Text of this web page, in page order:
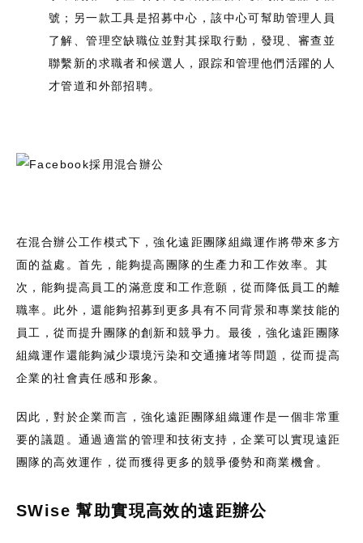
號；另一款工具是招募中心，該中心可幫助管理人員
了解、管理空缺職位並對其採取行動，發現、審查並
聯繫新的求職者和候選人，跟踪和管理他們活躍的人
才管道和外部招聘。
在混合辦公工作模式下，強化遠距團隊組織運作將帶來多方
面的益處。首先，能夠提高團隊的生產力和工作效率。其
次，能夠提高員工的滿意度和工作意願，從而降低員工的離
職率。此外，還能夠招募到更多具有不同背景和專業技能的
員工，從而提升團隊的創新和競爭力。最後，強化遠距團隊
組織運作還能夠減少環境污染和交通擁堵等問題，從而提高
企業的社會責任感和形象。
因此，對於企業而言，強化遠距團隊組織運作是一個非常重
要的議題。通過適當的管理和技術支持，企業可以實現遠距
團隊的高效運作，從而獲得更多的競爭優勢和商業機會。
SWise 幫助實現高效的遠距辦公